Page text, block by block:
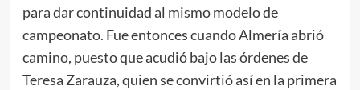
para dar continuidad al mismo modelo de
campeonato. Fue entonces cuando Almería abrió
camino, puesto que acudió bajo las órdenes de
Teresa Zarauza, quien se convirtió así en la primera